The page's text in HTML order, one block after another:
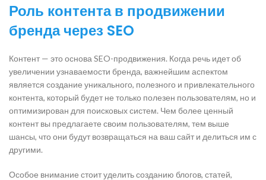
Роль контента в продвижении
бренда через SEO
Контент — это основа SEO-продвижения. Когда речь идет об
увеличении узнаваемости бренда, важнейшим аспектом
является создание уникального, полезного и привлекательного
контента, который будет не только полезен пользователям, но и
оптимизирован для поисковых систем. Чем более ценный
контент вы предлагаете своим пользователям, тем выше
шансы, что они будут возвращаться на ваш сайт и делиться им с
другими.
Особое внимание стоит уделить созданию блогов, статей,